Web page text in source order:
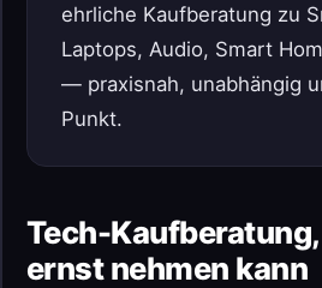
ehrliche Kaufberatung zu
Laptops, Audio, Smart
— praxisnah, unabhängig
Punkt.
Tech-
ernst nehmen kann